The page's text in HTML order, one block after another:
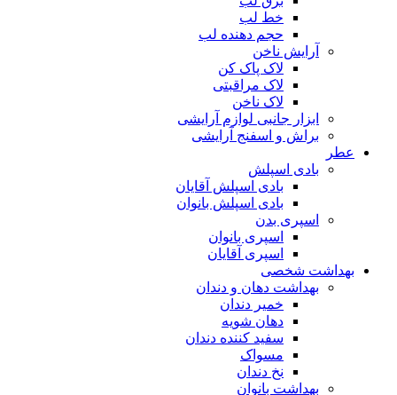
خط لب
حجم دهنده لب
آرایش ناخن
لاک پاک کن
لاک مراقبتی
لاک ناخن
ابزار جانبی لوازم آرایشی
براش و اسفنج آرایشی
عطر
بادی اسپلش
بادی اسپلش آقایان
بادی اسپلش بانوان
اسپری بدن
اسپری بانوان
اسپری آقایان
بهداشت شخصی
بهداشت دهان و دندان
خمیر دندان
دهان شویه
سفید کننده دندان
مسواک
نخ دندان
بهداشت بانوان